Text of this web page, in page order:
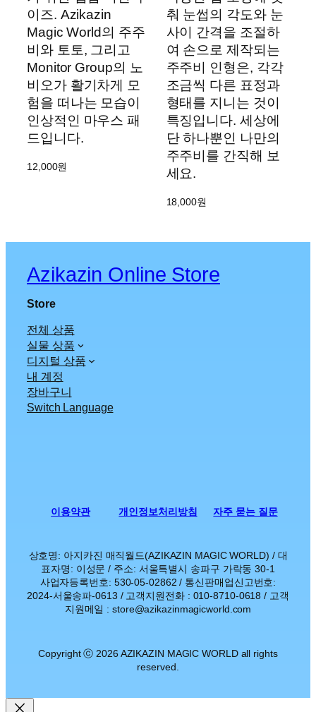
이즈. Azikazin
Magic World의 주주
비와 토토, 그리고
Monitor Group의 노
비오가 활기차게 모
험을 떠나는 모습이
인상적인 마우스 패
드입니다.
12,000원
춰 눈썹의 각도와 눈
사이 간격을 조절하
여 손으로 제작되는
주주비 인형은, 각각
조금씩 다른 표정과
형태를 지니는 것이
특징입니다. 세상에
단 하나뿐인 나만의
주주비를 간직해 보
세요.
18,000원
Azikazin Online Store
Store
전체 상품
실물 상품
디지털 상품
내 계정
장바구니
Switch Language
이용약관 개인정보처리방침 자주 묻는 질문
상호명: 아지카진 매직월드(AZIKAZIN MAGIC WORLD) / 대
표자명: 이성문 / 주소: 서울특별시 송파구 가락동 30-1
사업자등록번호: 530-05-02862 / 통신판매업신고번호:
2024-서울송파-0613 / 고객지원전화 : 010-8710-0618 / 고객
지원메일 : store@azikazinmagicworld.com
Copyright ⓒ 2026 AZIKAZIN MAGIC WORLD all rights
reserved.